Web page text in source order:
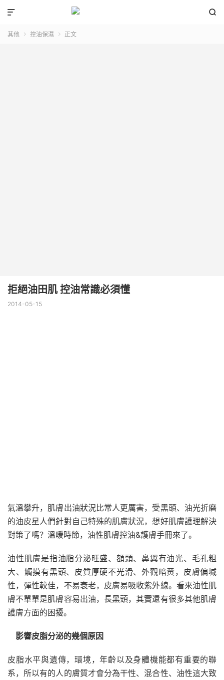


其他  控油保濕  正文
拒絕油田肌 控油常識必須懂
2014-05-15
氣溫攀升，肌膚出油狀況比常人更厲害，受黑頭、油光折磨
的油皮星人們針對自己特殊的肌膚狀況，想好肌膚護理解決
對策了嗎？溫暖時節，油性肌膚控油&護膚手冊來了。
油性肌膚是指油脂分泌旺盛、額頭、鼻翼有油光、毛孔粗
大、觸摸有黑頭、皮質厚硬不光滑、外觀暗黃，皮膚偏堿
性，彈性較佳，不易衰老，皮膚易吸收紫外線。看來油性肌
膚不單單是肌膚容易出油，長黑頭，其實還有很多其他肌膚
護膚方面的困擾。
影響皮脂分泌的幾個原因
皮脂水平與遺傳，環境，年齡以及身體機能都有重要的聯
系，所以有的人的膚質才會分為干性、混合性、油性這大致